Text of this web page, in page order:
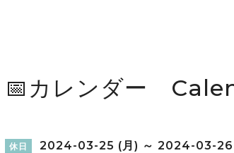
📅カレンダー
休日 2024-03-25 (月) ～ 2024-03-26